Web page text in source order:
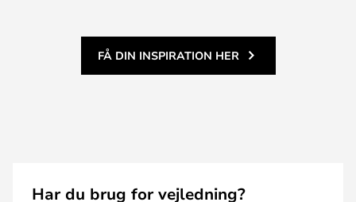
FÅ DIN INSPIRATION HER
Har du brug for vejledning?